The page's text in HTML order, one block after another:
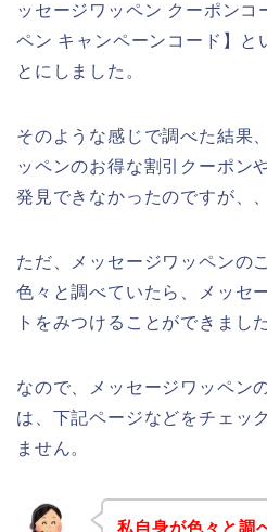
ッセージワッペン クーポンコ
ペン キャンペーンコード】と
とにしました。
そのような感じで調べた結果
ッペンのお得な割引クーポン
発見できなかったのですが、、
ただ、メッセージワッペンの
色々と調べていたら、メッセ
トをみつけることができまし
なので、メッセージワッペン
は、下記ページなどをチェッ
ません。
私自身が色々と調